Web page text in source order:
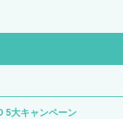
5大キャンペーン